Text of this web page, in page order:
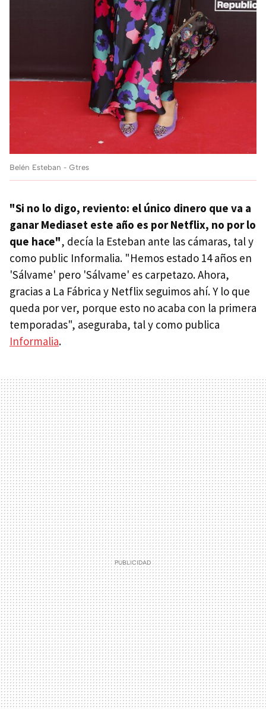
Belén Esteban - Gtres
"Si no lo digo, reviento: el único dinero que va a
ganar Mediaset este año es por Netflix, no por lo
que hace", decía la Esteban ante las cámaras, tal y
como public Informalia. "Hemos estado 14 años en
'Sálvame' pero 'Sálvame' es carpetazo. Ahora,
gracias a La Fábrica y Netflix seguimos ahí. Y lo que
queda por ver, porque esto no acaba con la primera
temporadas", aseguraba, tal y como publica
Informalia.